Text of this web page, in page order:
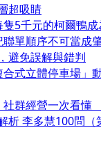
超吸睛
5千元的柯爾鴨
單順序不可當成
避免誤解與錯判
式立體停車場」
社群經營一次看
析 李多慧100問（